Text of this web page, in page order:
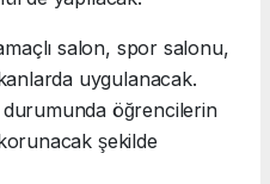
salon, spor salonu,
uygulanacak.
öğrencilerin
şekilde